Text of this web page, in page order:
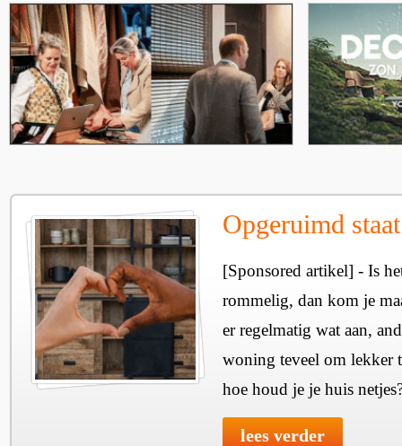
Opgeruimd
[Sponsored artikel] - Is
rommelig, dan kom je
er regelmatig wat aan,
woning teveel om lekker
hoe houd je je huis
lees verder